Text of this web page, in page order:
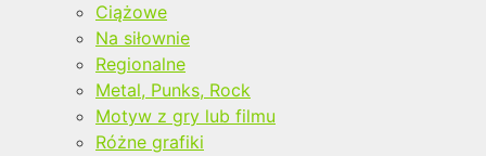
Ciążowe
Na siłownie
Regionalne
Metal, Punks, Rock
Motyw z gry lub filmu
Różne grafiki